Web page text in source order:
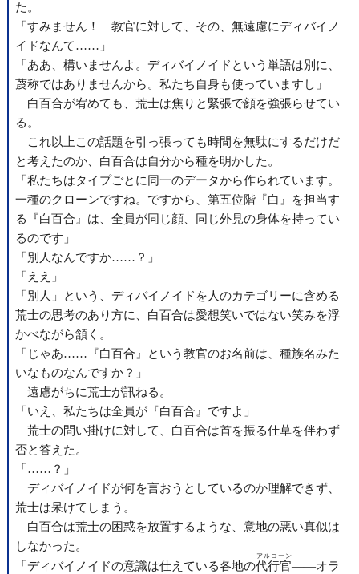
た。
「すみません！ 教官に対して、その、無遠慮にディバイノ
イドなんて……」
「ああ、構いませんよ。ディバイノイドという単語は別に、
蔑称ではありませんから。私たち自身も使っていますし」
白百合が宥めても、荒士は焦りと緊張で顔を強張らせてい
る。
これ以上この話題を引っ張っても時間を無駄にするだけだ
と考えたのか、白百合は自分から種を明かした。
「私たちはタイプごとに同一のデータから作られています。
一種のクローンですね。ですから、第五位階『白』を担当す
る『白百合』は、全員が同じ顔、同じ外見の身体を持ってい
るのです」
「別人なんですか……？」
「ええ」
「別人」という、ディバイノイドを人のカテゴリーに含める
荒士の思考のあり方に、白百合は愛想笑いではない笑みを浮
かべながら頷く。
「じゃあ……『白百合』という教官のお名前は、種族名みた
いなものなんですか？」
遠慮がちに荒士が訊ねる。
「いえ、私たちは全員が『白百合』ですよ」
荒士の問い掛けに対して、白百合は首を振る仕草を伴わず
否と答えた。
「……？」
ディバイノイドが何を言おうとしているのか理解できず、
荒士は呆けてしまう。
白百合は荒士の困惑を放置するような、意地の悪い真似は
しなかった。
「ディバイノイドの意識は仕えている各地の代行官
アルコーン
――オラ